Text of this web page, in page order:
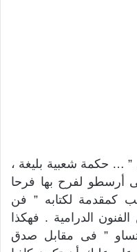
حكمة شعبية بليغة ،
أرسطو لفرح بها فرحا
كمقدمة لكتابه ” فن
الدرامية . فهكذا
” فى مقابل صدق